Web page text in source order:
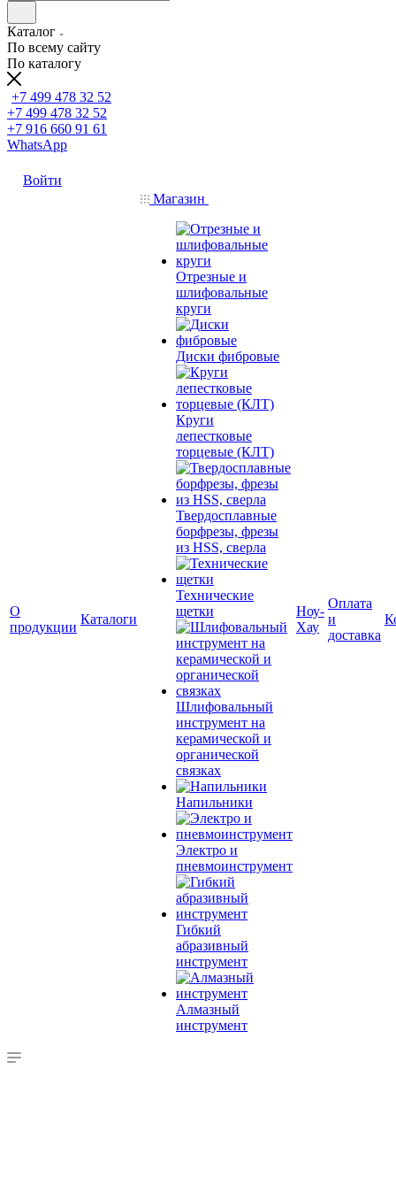
Каталог
По всему сайту
По каталогу
+7 499 478 32 52
+7 499 478 32 52
+7 916 660 91 61
WhatsApp
Войти
О
продукции
Каталоги
Магазин
Отрезные и
шлифовальные
круги
Диски фибровые
Круги
лепестковые
торцевые (КЛТ)
Твердосплавные
борфрезы, фрезы
из HSS, сверла
Технические
щетки
Шлифовальный
инструмент на
керамической и
органической
связках
Напильники
Электро и
пневмоинструмент
Гибкий
абразивный
инструмент
Алмазный
инструмент
Ноу-
Хау
Оплата
и
доставка